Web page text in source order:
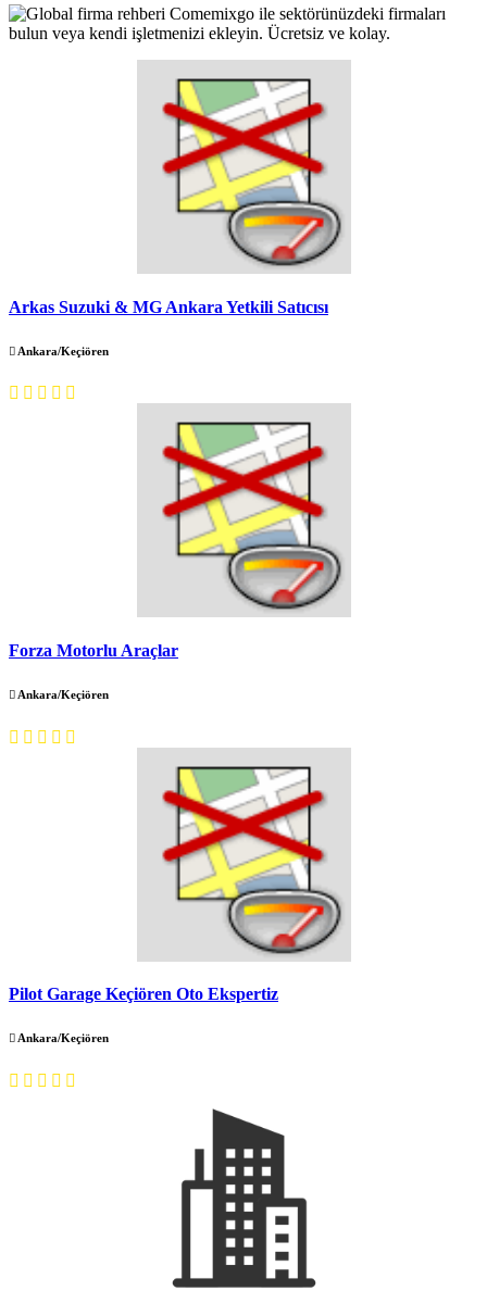
Arkas Suzuki & MG Ankara Yetkili Satıcısı
Ankara/Keçiören
Forza Motorlu Araçlar
Ankara/Keçiören
Pilot Garage Keçiören Oto Ekspertiz
Ankara/Keçiören